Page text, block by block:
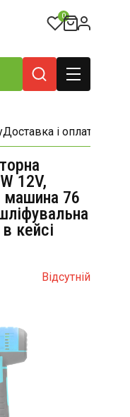
0
Доставка і оплата
12V,
машина 76
кейсі
Відсутній